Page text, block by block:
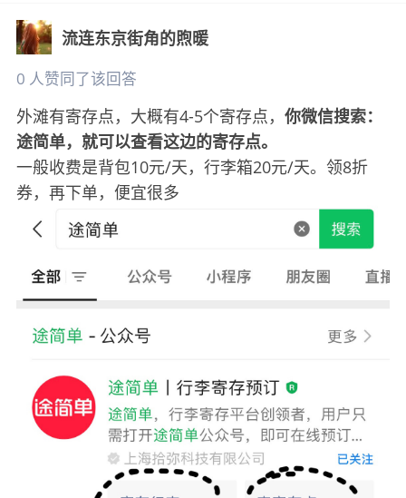
流连东京街角的煦暖
0 人赞同了该回答
外滩有寄存点，大概有4-5个寄存点， 你微信搜索：
途简单，就可以查看这边的寄存点。
一般收费是背包10元/天，行李箱20元/天。领8折
券，再下单，便宜很多